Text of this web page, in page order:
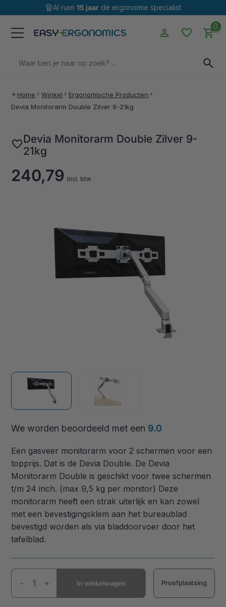
editor_choiceAl ruim 15 jaar dé ergonomie specialist
search
person favorite 0
shopping_cart
arrow_back Home chevron_rightWinkel chevron_right Ergonomische Producten chevron_right
Devia Monitorarm Double Zilver 9-21kg
favoriteDevia Monitorarm Double Zilver 9-
21kg
240,79 Incl. btw
We worden beoordeeld met een 9.0
Een gasveer monitorarm voor 2 schermen voor een
topprijs. Dat is de Devia Double. De Devia
Monitorarm Double is geschikt voor twee schermen
t/m 24 inch. (max 9,5 kg per monitor) Deze
monitorarm heeft een strak uiterlijk en kan zowel
met een bevestigingsklem aan het bureaublad
bevestigd worden als via bladdoorvoer door het
tafelblad.
Devia
Monitorarm
Double
- + In winkelwagen Proefplaatsing